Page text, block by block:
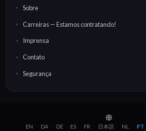
Sobre
Carreiras — Estamos contratando!
Imprensa
Contato
Segurança
EN · DA · DE · ES · FR · 日本語 · NL · PT